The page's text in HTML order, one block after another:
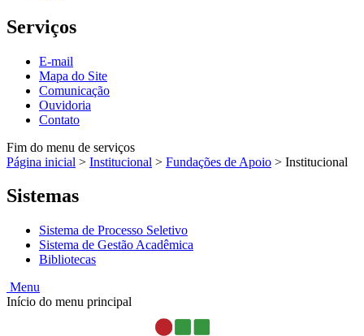
Serviços
E-mail
Mapa do Site
Comunicação
Ouvidoria
Contato
Fim do menu de serviços
Página inicial > Institucional > Fundações de Apoio > Institucional
Sistemas
Sistema de Processo Seletivo
Sistema de Gestão Acadêmica
Bibliotecas
Menu
Início do menu principal